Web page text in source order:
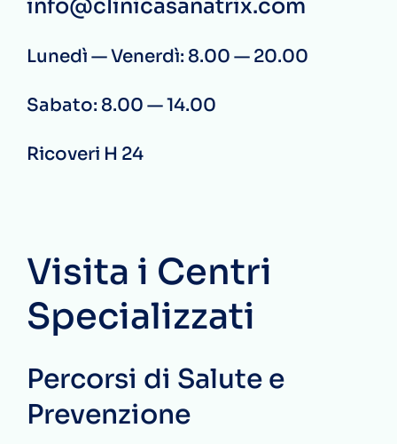
info@clinicasanatrix.com
Lunedì — Venerdì: 8.00 — 20.00
Sabato: 8.00 — 14.00
Ricoveri H 24
Visita i Centri
Specializzati
Percorsi di Salute e
Prevenzione